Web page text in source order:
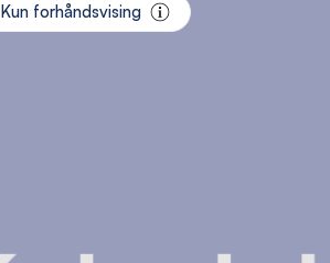
Kun forhåndsvising